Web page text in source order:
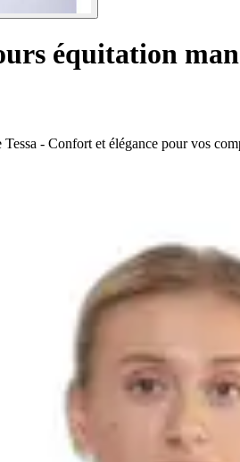
équitation
- Confort et élégance pour vos